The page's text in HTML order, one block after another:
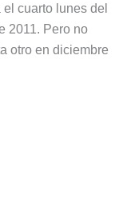
cuarto lunes del
2011. Pero no
otro en diciembre